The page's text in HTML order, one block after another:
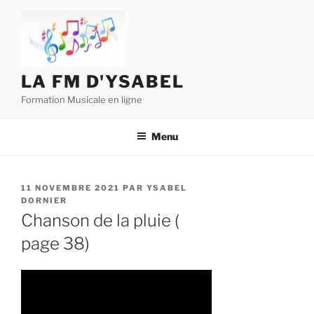
contenu
LA FM D'YSABEL
Formation Musicale en ligne
Menu
PUBLIÉ
LE
11 NOVEMBRE 2021 PAR YSABEL
DORNIER
Chanson de la pluie (
page 38)